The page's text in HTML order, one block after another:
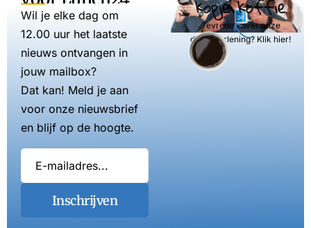
Wil je elke dag om
12.00 uur het laatste
nieuws ontvangen in
jouw mailbox?
Dat kan! Meld je aan
voor onze nieuwsbrief
en blijf op de hoogte.
Inschrijven
kopje koffie
Tevreden over onze
dienstverlening? Klik hier!